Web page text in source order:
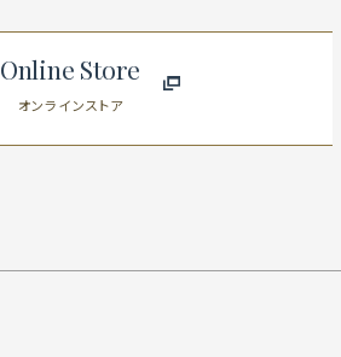
Online Store
オンラインストア